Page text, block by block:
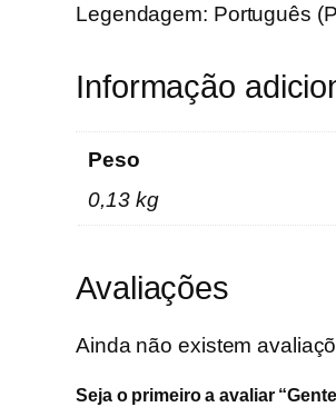
Legendagem: Português
Informação
Peso
0,13 kg
Avaliações
Ainda não existem
Seja o primeiro a avaliar “Gente